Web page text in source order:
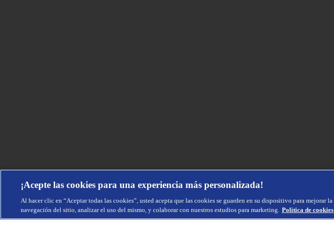
¡Acepte las cookies para una experiencia más personalizada!
Al hacer clic en “Aceptar todas las cookies”, usted acepta que las cookies se guarden en su dispositivo para mejorar la
navegación del sitio, analizar el uso del mismo, y colaborar con nuestros estudios para marketing. Política de cookies